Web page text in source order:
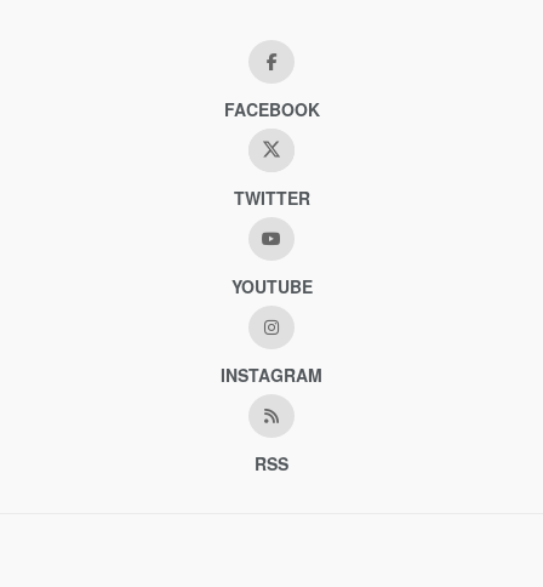
FACEBOOK
TWITTER
YOUTUBE
INSTAGRAM
RSS